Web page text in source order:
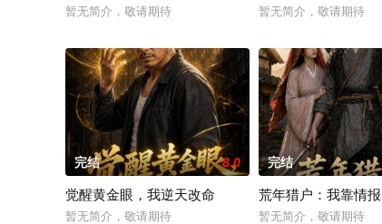
暂无简介，敬请期待 暂无简介，敬请期待
完结 8.0
觉醒黄金眼，我逆天改命
暂无简介，敬请期待
完结
荒年猎户：我靠情
暂无简介，敬请期待